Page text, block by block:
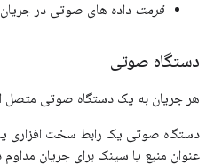
فرمت داده های صوتی در
دستگاه صوتی
هر جریان به یک دستگاه صوتی
دستگاه صوتی یک رابط سخت افزاری
عنوان منبع یا سینک برای جریان